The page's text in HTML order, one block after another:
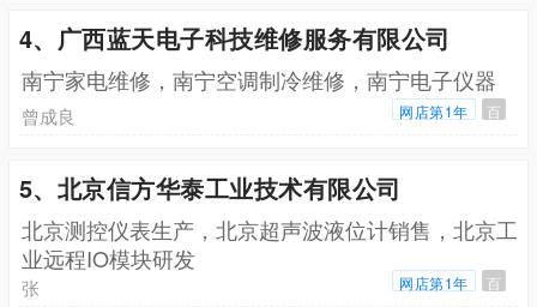
4、广西蓝天电子科技维修服务有限公司
南宁家电维修，南宁空调制冷维修，南宁电子仪器
曾成良 网店第1年 百
5、北京信方华泰工业技术有限公司
北京测控仪表生产，北京超声波液位计销售，北京工
业远程IO模块研发
张 网店第1年 百